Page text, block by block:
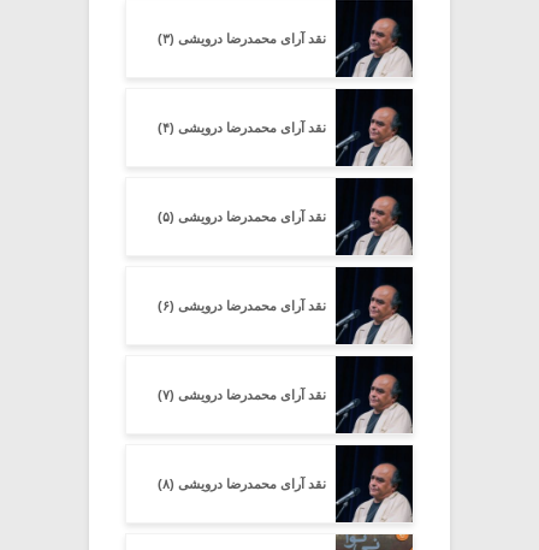
نقد آرای محمدرضا درویشی (۳)
نقد آرای محمدرضا درویشی (۴)
نقد آرای محمدرضا درویشی (۵)
نقد آرای محمدرضا درویشی (۶)
نقد آرای محمدرضا درویشی (۷)
نقد آرای محمدرضا درویشی (۸)